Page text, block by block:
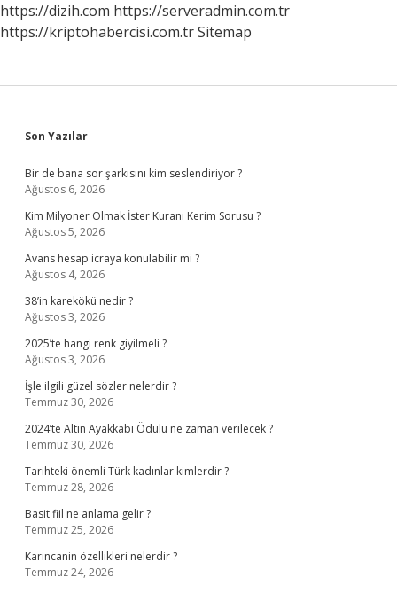
https://dizih.com https://serveradmin.com.tr
https://kriptohabercisi.com.trSitemap
Sidebar
Son Yazılar
Bir de bana sor şarkısını kim seslendiriyor ?
Ağustos 6, 2026
Kim Milyoner Olmak İster Kuranı Kerim Sorusu ?
Ağustos 5, 2026
Avans hesap icraya konulabilir mi ?
Ağustos 4, 2026
38’in karekökü nedir ?
Ağustos 3, 2026
2025’te hangi renk giyilmeli ?
Ağustos 3, 2026
İşle ilgili güzel sözler nelerdir ?
Temmuz 30, 2026
2024’te Altın Ayakkabı Ödülü ne zaman verilecek ?
Temmuz 30, 2026
Tarihteki önemli Türk kadınlar kimlerdir ?
Temmuz 28, 2026
Basit fiil ne anlama gelir ?
Temmuz 25, 2026
Karincanin özellikleri nelerdir ?
Temmuz 24, 2026